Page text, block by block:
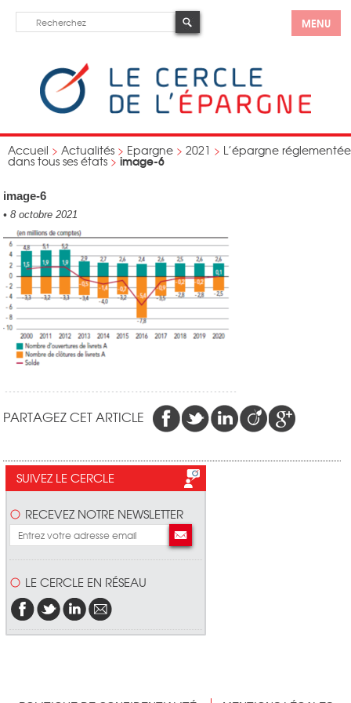
MENU
Accueil > Actualités > Epargne > 2021 > L’épargne réglementée
dans tous ses états > image-6
image-6
• 8 octobre 2021
PARTAGEZ CET ARTICLE
SUIVEZ LE CERCLE
RECEVEZ NOTRE NEWSLETTER
LE CERCLE EN RÉSEAU